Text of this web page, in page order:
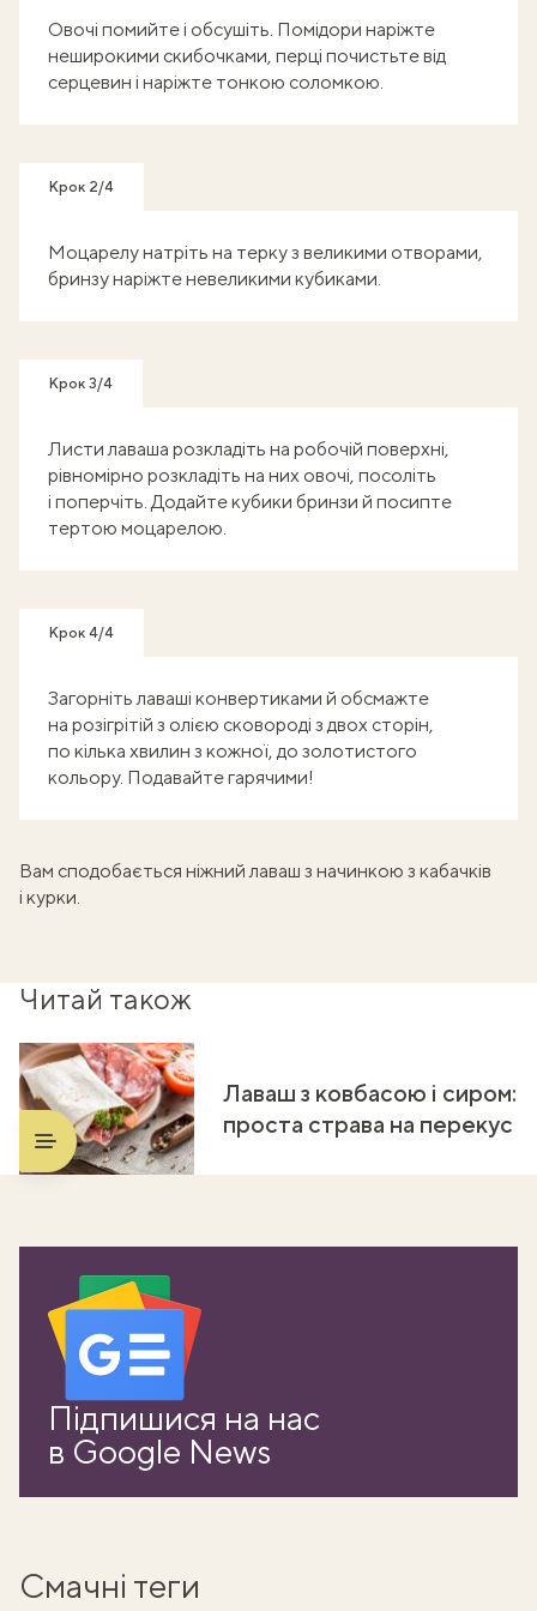
Овочі помийте і обсушіть. Помідори наріжте
неширокими скибочками, перці почистьте від
серцевин і наріжте тонкою соломкою.
Крок 2/4
Моцарелу натріть на терку з великими отворами,
бринзу наріжте невеликими кубиками.
Крок 3/4
Листи лаваша розкладіть на робочій поверхні,
рівномірно розкладіть на них овочі, посоліть
і поперчіть. Додайте кубики бринзи й посипте
тертою моцарелою.
Крок 4/4
Загорніть лаваші конвертиками й обсмажте
на розігрітій з олією сковороді з двох сторін,
по кілька хвилин з кожної, до золотистого
кольору. Подавайте гарячими!
Вам сподобається ніжнийлаваш з начинкою з кабачків
і курки.
Читай також
Лаваш з ковбасою і сиром:
проста страва на перекус
Підпишися на нас
в Google News
Смачні теги